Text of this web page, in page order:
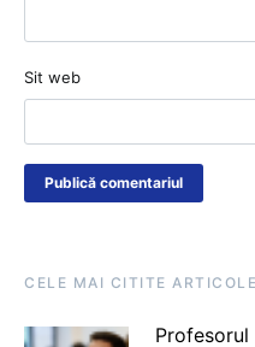
Sit web
CELE MAI CITITE ARTICOLE
Profesorul